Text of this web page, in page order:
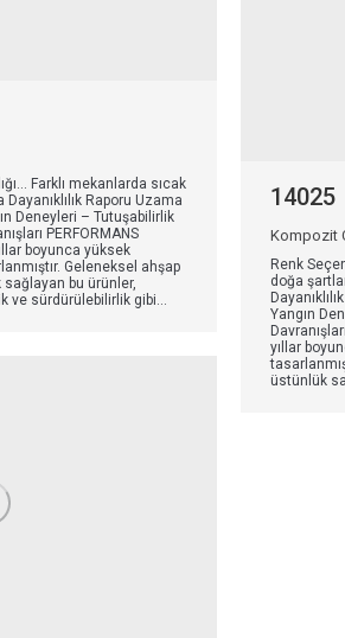
Farklı mekanlarda sıcak
Raporu Uzama
Deneyleri – Tutuşabilirlik
PERFORMANS
boyunca yüksek
Geleneksel ahşap
sağlayan bu ürünler,
ve sürdürülebilirlik gibi…
14025
Kompozit
Renk
doğa
Yangın
yıllar
üstünlük